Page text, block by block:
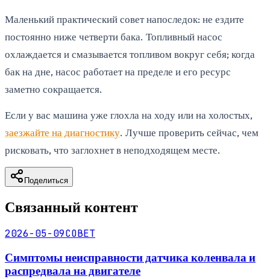
Маленький практический совет напоследок: не ездите
постоянно ниже четверти бака. Топливный насос
охлаждается и смазывается топливом вокруг себя; когда
бак на дне, насос работает на пределе и его ресурс
заметно сокращается.
Если у вас машина уже глохла на ходу или на холостых,
заезжайте на диагностику. Лучше проверить сейчас, чем
рисковать, что заглохнет в неподходящем месте.
Поделиться
Связанный контент
2026-05-09СОВЕТ
Симптомы неисправности датчика коленвала и
распредвала на двигателе